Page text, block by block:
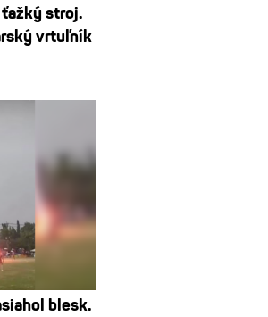
ťažký stroj.
vrtuľník
blesk.